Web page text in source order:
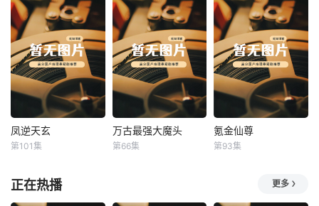
凤逆天玄
凤逆天玄
第101集
万古最强大魔头
万古最强大魔头
第66集
氪金仙尊
氪金仙尊
第93集
正在热播 更多